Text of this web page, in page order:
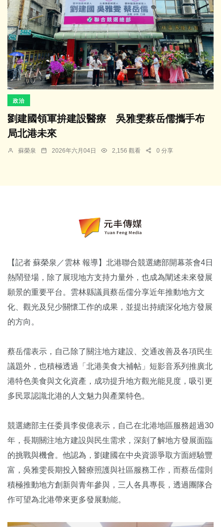
政治
劉建國領軍拚建設醫療 吳雅雯蔡岳儒攜手布
局北港未來
蘇榮泉 2026年六月04日 2,156 觀看 0 分享
【記者 蘇榮泉／雲林 報導】北港聯合競選總部開幕茶會4日
熱鬧登場，除了展現地方支持力量外，也成為闡述未來發展
願景的重要平台。雲林縣議員蔡岳儒分享近年推動地方文
化、觀光及兒少關懷工作的成果，並提出持續深化地方發展
的方向。
蔡岳儒表示，自己除了關注地方建設、交通改善及各項民生
議題外，也積極透過「北港美食大補帖」短影音系列推廣北
港特色美食與文化資產，成功提升地方觀光能見度，吸引更
多民眾認識北港的人文魅力與產業特色。
競選總部主任委員李俊億表示，自己在北港地區服務超過30
年，長期關注地方建設與民生需求，深刻了解地方發展面臨
的挑戰與機會。他認為，劉建國在中央資源爭取方面經驗豐
富，吳雅雯長期投入醫療照護與社區服務工作，而蔡岳儒則
積極推動地方創新與青年參與，三人各具專長，透過團隊合
作可望為北港帶來更多發展動能。